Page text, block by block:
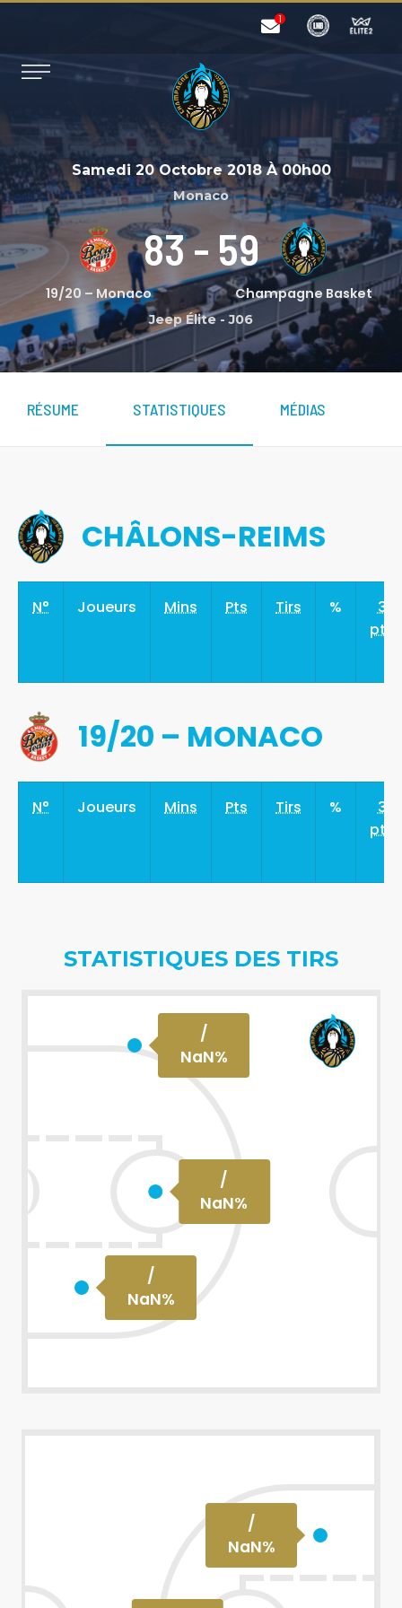
Samedi 20 Octobre 2018À 00h00
Monaco
Champagne Basket
59
-
83
19/20 – Monaco
Jeep Élite-J06
RÉSUME STATISTIQUES MÉDIAS
CHÂLONS-REIMS
N° Joueurs Mins Pts Tirs %
3
pts
19/20 – MONACO
N° Joueurs Mins Pts Tirs %
3
pts
STATISTIQUES DES TIRS
/
NaN%
/
NaN%
/
NaN%
/
NaN%